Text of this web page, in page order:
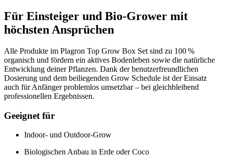
Für Einsteiger und Bio-Grower mit
höchsten Ansprüchen
Alle Produkte im Plagron Top Grow Box Set sind zu 100 %
organisch und fördern ein aktives Bodenleben sowie die natürliche
Entwicklung deiner Pflanzen. Dank der benutzerfreundlichen
Dosierung und dem beiliegenden Grow Schedule ist der Einsatz
auch für Anfänger problemlos umsetzbar – bei gleichbleibend
professionellen Ergebnissen.
Geeignet für
Indoor- und Outdoor-Grow
Biologischen Anbau in Erde oder Coco